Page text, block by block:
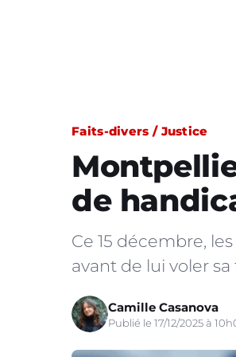
Faits-divers / Justice
de
Ce 15 décembre,
avant de lui voler
Camille Casanova
Publié le 17/12/2025 à